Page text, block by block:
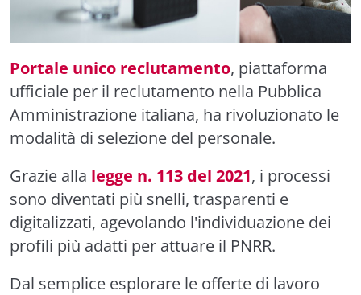
Portale unico reclutamento, piattaforma
ufficiale per il reclutamento nella Pubblica
Amministrazione italiana, ha rivoluzionato le
modalità di selezione del personale.
Grazie alla legge n. 113 del 2021, i processi
sono diventati più snelli, trasparenti e
digitalizzati, agevolando l'individuazione dei
profili più adatti per attuare il PNRR.
Dal semplice esplorare le offerte di lavoro